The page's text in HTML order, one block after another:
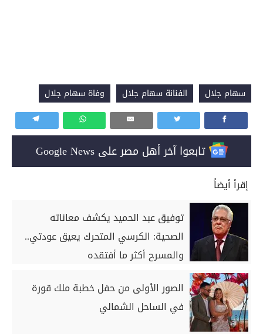
سهام جلال الفنانة سهام جلال وفاة سهام جلال
تابعوا آخر أهل مصر على Google News
إقرأ أيضاً
توفيق عبد الحميد يكشف معاناته
الصحية: الكرسي المتحرك يعيق عودتي..
والمسرح أكثر ما أفتقده
الصور الأولى من حفل خطبة ملك قورة
في الساحل الشمالي